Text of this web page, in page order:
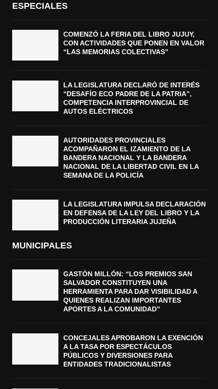
ESPECIALES
COMENZÓ LA FERIA DEL LIBRO JUJUY,
CON ACTIVIDADES QUE PONEN EN VALOR
“LAS MEMORIAS COLECTIVAS”
LA LEGISLATURA DECLARÓ DE INTERÉS
“DESAFÍO ECO PADRE DE LA PATRIA”,
COMPETENCIA INTERPROVINCIAL DE
AUTOS ELÉCTRICOS
AUTORIDADES PROVINCIALES
ACOMPAÑARON EL IZAMIENTO DE LA
BANDERA NACIONAL Y LA BANDERA
NACIONAL DE LA LIBERTAD CIVIL EN LA
SEMANA DE LA POLICÍA
LA LEGISLATURA IMPULSA DECLARACIÓN
EN DEFENSA DE LA LEY DEL LIBRO Y LA
PRODUCCIÓN LITERARIA JUJEÑA
MUNICIPALES
GASTÓN MILLÓN: “LOS PREMIOS SAN
SALVADOR CONSTITUYEN UNA
HERRAMIENTA PARA DAR VISIBILIDAD A
QUIENES REALIZAN IMPORTANTES
APORTES A LA COMUNIDAD”
CONCEJALES APROBARON LA EXENCIÓN
A LA TASA POR ESPECTÁCULOS
PÚBLICOS Y DIVERSIONES PARA
ENTIDADES TRADICIONALISTAS